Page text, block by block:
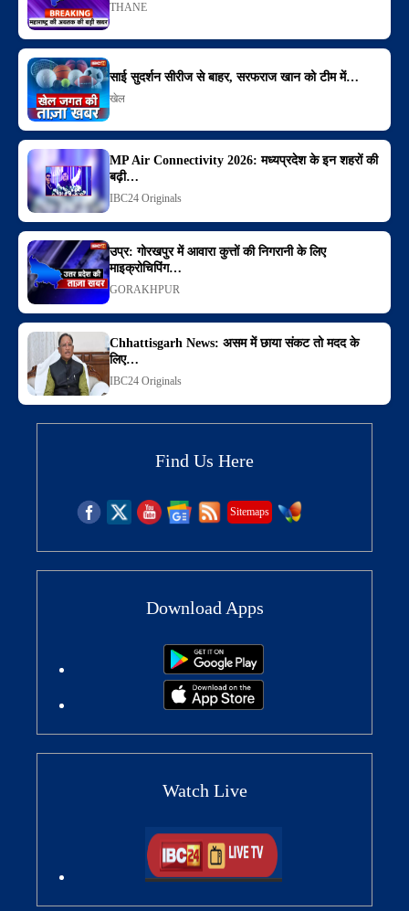
THANE
साई सुदर्शन सीरीज से बाहर, सरफराज खान को टीम में…
खेल
MP Air Connectivity 2026: मध्यप्रदेश के इन शहरों की
बढ़ी…
IBC24 Originals
उप्र: गोरखपुर में आवारा कुत्तों की निगरानी के लिए
माइक्रोचिपिंग…
GORAKHPUR
Chhattisgarh News: असम में छाया संकट तो मदद के
लिए…
IBC24 Originals
Find Us Here
Sitemaps
Download Apps
Watch Live